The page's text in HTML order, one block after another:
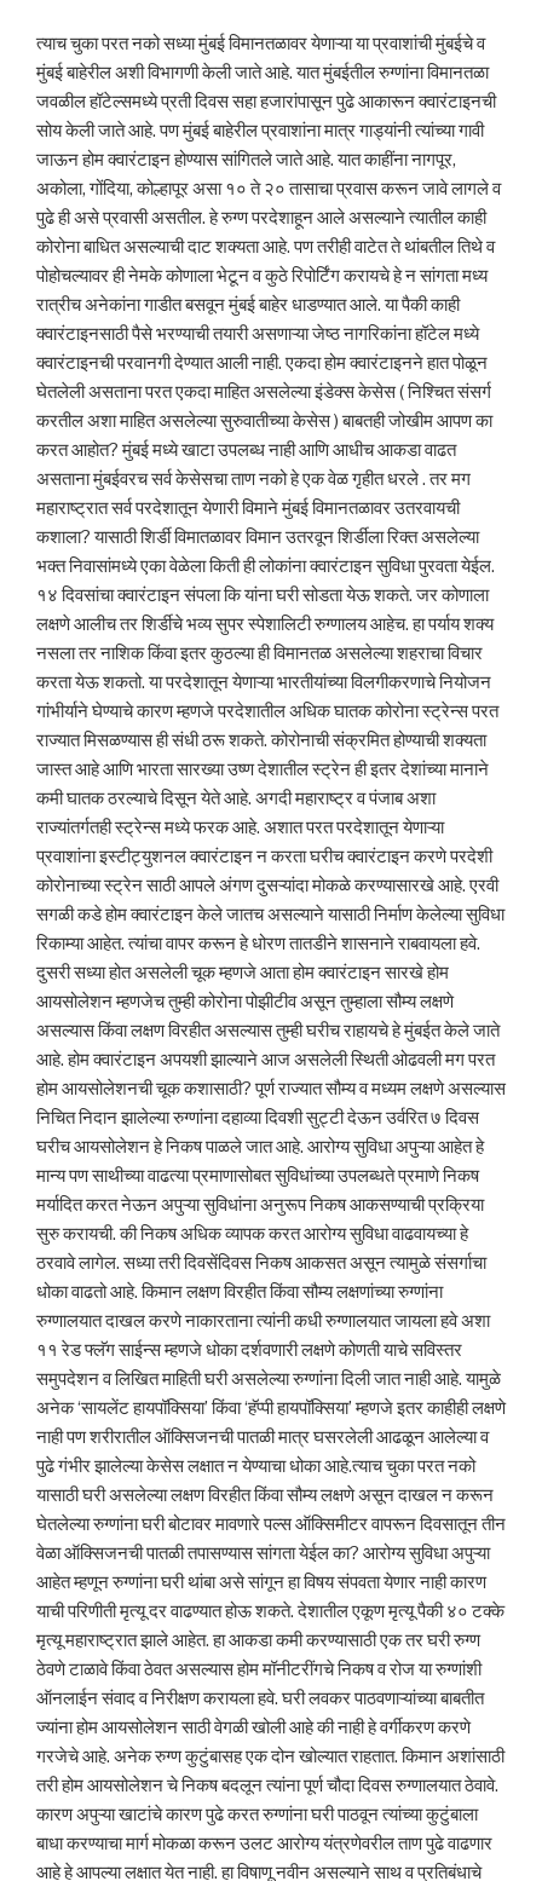
त्याच चुका परत नको सध्या मुंबई विमानतळावर येणाऱ्या या प्रवाशांची मुंबईचे व
मुंबई बाहेरील अशी विभागणी केली जाते आहे. यात मुंबईतील रुग्णांना विमानतळा
जवळील हॉटेल्समध्ये प्रती दिवस सहा हजारांपासून पुढे आकारून क्वारंटाइनची
सोय केली जाते आहे. पण मुंबई बाहेरील प्रवाशांना मात्र गाड्यांनी त्यांच्या गावी
जाऊन होम क्वारंटाइन होण्यास सांगितले जाते आहे. यात काहींना नागपूर,
अकोला, गोंदिया, कोल्हापूर असा १० ते २० तासाचा प्रवास करून जावे लागले व
पुढे ही असे प्रवासी असतील. हे रुग्ण परदेशाहून आले असल्याने त्यातील काही
कोरोना बाधित असल्याची दाट शक्यता आहे. पण तरीही वाटेत ते थांबतील तिथे व
पोहोचल्यावर ही नेमके कोणाला भेटून व कुठे रिपोर्टिंग करायचे हे न सांगता मध्य
रात्रीच अनेकांना गाडीत बसवून मुंबई बाहेर धाडण्यात आले. या पैकी काही
क्वारंटाइनसाठी पैसे भरण्याची तयारी असणाऱ्या जेष्ठ नागरिकांना हॉटेल मध्ये
क्वारंटाइनची परवानगी देण्यात आली नाही. एकदा होम क्वारंटाइनने हात पोळून
घेतलेली असताना परत एकदा माहित असलेल्या इंडेक्स केसेस ( निश्चित संसर्ग
करतील अशा माहित असलेल्या सुरुवातीच्या केसेस ) बाबतही जोखीम आपण का
करत आहोत? मुंबई मध्ये खाटा उपलब्ध नाही आणि आधीच आकडा वाढत
असताना मुंबईवरच सर्व केसेसचा ताण नको हे एक वेळ गृहीत धरले . तर मग
महाराष्ट्रात सर्व परदेशातून येणारी विमाने मुंबई विमानतळावर उतरवायची
कशाला? यासाठी शिर्डी विमातळावर विमान उतरवून शिर्डीला रिक्त असलेल्या
भक्त निवासांमध्ये एका वेळेला किती ही लोकांना क्वारंटाइन सुविधा पुरवता येईल.
१४ दिवसांचा क्वारंटाइन संपला कि यांना घरी सोडता येऊ शकते. जर कोणाला
लक्षणे आलीच तर शिर्डीचे भव्य सुपर स्पेशालिटी रुग्णालय आहेच. हा पर्याय शक्य
नसला तर नाशिक किंवा इतर कुठल्या ही विमानतळ असलेल्या शहराचा विचार
करता येऊ शकतो. या परदेशातून येणाऱ्या भारतीयांच्या विलगीकरणाचे नियोजन
गांभीर्याने घेण्याचे कारण म्हणजे परदेशातील अधिक घातक कोरोना स्ट्रेन्स परत
राज्यात मिसळण्यास ही संधी ठरू शकते. कोरोनाची संक्रमित होण्याची शक्यता
जास्त आहे आणि भारता सारख्या उष्ण देशातील स्ट्रेन ही इतर देशांच्या मानाने
कमी घातक ठरल्याचे दिसून येते आहे. अगदी महाराष्ट्र व पंजाब अशा
राज्यांतर्गतही स्ट्रेन्स मध्ये फरक आहे. अशात परत परदेशातून येणाऱ्या
प्रवाशांना इस्टीट्युशनल क्वारंटाइन न करता घरीच क्वारंटाइन करणे परदेशी
कोरोनाच्या स्ट्रेन साठी आपले अंगण दुसऱ्यांदा मोकळे करण्यासारखे आहे. एरवी
सगळी कडे होम क्वारंटाइन केले जातच असल्याने यासाठी निर्माण केलेल्या सुविधा
रिकाम्या आहेत. त्यांचा वापर करून हे धोरण तातडीने शासनाने राबवायला हवे.
दुसरी सध्या होत असलेली चूक म्हणजे आता होम क्वारंटाइन सारखे होम
आयसोलेशन म्हणजेच तुम्ही कोरोना पोझीटीव असून तुम्हाला सौम्य लक्षणे
असल्यास किंवा लक्षण विरहीत असल्यास तुम्ही घरीच राहायचे हे मुंबईत केले जाते
आहे. होम क्वारंटाइन अपयशी झाल्याने आज असलेली स्थिती ओढवली मग परत
होम आयसोलेशनची चूक कशासाठी? पूर्ण राज्यात सौम्य व मध्यम लक्षणे असल्यास
निचित निदान झालेल्या रुग्णांना दहाव्या दिवशी सुट्टी देऊन उर्वरित ७ दिवस
घरीच आयसोलेशन हे निकष पाळले जात आहे. आरोग्य सुविधा अपुऱ्या आहेत हे
मान्य पण साथीच्या वाढत्या प्रमाणासोबत सुविधांच्या उपलब्धते प्रमाणे निकष
मर्यादित करत नेऊन अपुऱ्या सुविधांना अनुरूप निकष आकसण्याची प्रक्रिया
सुरु करायची. की निकष अधिक व्यापक करत आरोग्य सुविधा वाढवायच्या हे
ठरवावे लागेल. सध्या तरी दिवसेंदिवस निकष आकसत असून त्यामुळे संसर्गाचा
धोका वाढतो आहे. किमान लक्षण विरहीत किंवा सौम्य लक्षणांच्या रुग्णांना
रुग्णालयात दाखल करणे नाकारताना त्यांनी कधी रुग्णालयात जायला हवे अशा
११ रेड फ्लॅग साईन्स म्हणजे धोका दर्शवणारी लक्षणे कोणती याचे सविस्तर
समुपदेशन व लिखित माहिती घरी असलेल्या रुग्णांना दिली जात नाही आहे. यामुळे
अनेक ‘सायलेंट हायपॉक्सिया’ किंवा ‘हॅप्पी हायपॉक्सिया’ म्हणजे इतर काहीही लक्षणे
नाही पण शरीरातील ऑक्सिजनची पातळी मात्र घसरलेली आढळून आलेल्या व
पुढे गंभीर झालेल्या केसेस लक्षात न येण्याचा धोका आहे.त्याच चुका परत नको
यासाठी घरी असलेल्या लक्षण विरहीत किंवा सौम्य लक्षणे असून दाखल न करून
घेतलेल्या रुग्णांना घरी बोटावर मावणारे पल्स ऑक्सिमीटर वापरून दिवसातून तीन
वेळा ऑक्सिजनची पातळी तपासण्यास सांगता येईल का? आरोग्य सुविधा अपुऱ्या
आहेत म्हणून रुग्णांना घरी थांबा असे सांगून हा विषय संपवता येणार नाही कारण
याची परिणीती मृत्यू दर वाढण्यात होऊ शकते. देशातील एकूण मृत्यू पैकी ४० टक्के
मृत्यू महाराष्ट्रात झाले आहेत. हा आकडा कमी करण्यासाठी एक तर घरी रुग्ण
ठेवणे टाळावे किंवा ठेवत असल्यास होम मॉनीटरींगचे निकष व रोज या रुग्णांशी
ऑनलाईन संवाद व निरीक्षण करायला हवे. घरी लवकर पाठवणाऱ्यांच्या बाबतीत
ज्यांना होम आयसोलेशन साठी वेगळी खोली आहे की नाही हे वर्गीकरण करणे
गरजेचे आहे. अनेक रुग्ण कुटुंबासह एक दोन खोल्यात राहतात. किमान अशांसाठी
तरी होम आयसोलेशन चे निकष बदलून त्यांना पूर्ण चौदा दिवस रुग्णालयात ठेवावे.
कारण अपुऱ्या खाटांचे कारण पुढे करत रुग्णांना घरी पाठवून त्यांच्या कुटुंबाला
बाधा करण्याचा मार्ग मोकळा करून उलट आरोग्य यंत्रणेवरील ताण पुढे वाढणार
आहे हे आपल्या लक्षात येत नाही. हा विषाणू नवीन असल्याने साथ व प्रतिबंधाचे